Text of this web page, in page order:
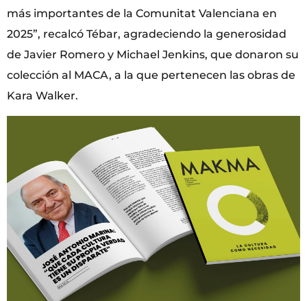
más importantes de la Comunitat Valenciana en
2025”, recalcó Tébar, agradeciendo la generosidad
de Javier Romero y Michael Jenkins, que donaron su
colección al MACA, a la que pertenecen las obras de
Kara Walker.